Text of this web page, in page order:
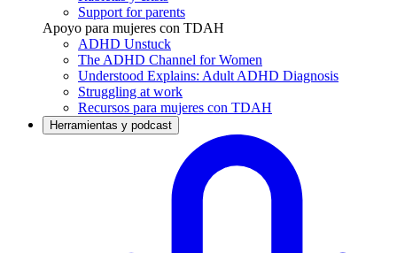
Support for parents
Apoyo para mujeres con TDAH
ADHD Unstuck
The ADHD Channel for Women
Understood Explains: Adult ADHD Diagnosis
Struggling at work
Recursos para mujeres con TDAH
Herramientas y podcast